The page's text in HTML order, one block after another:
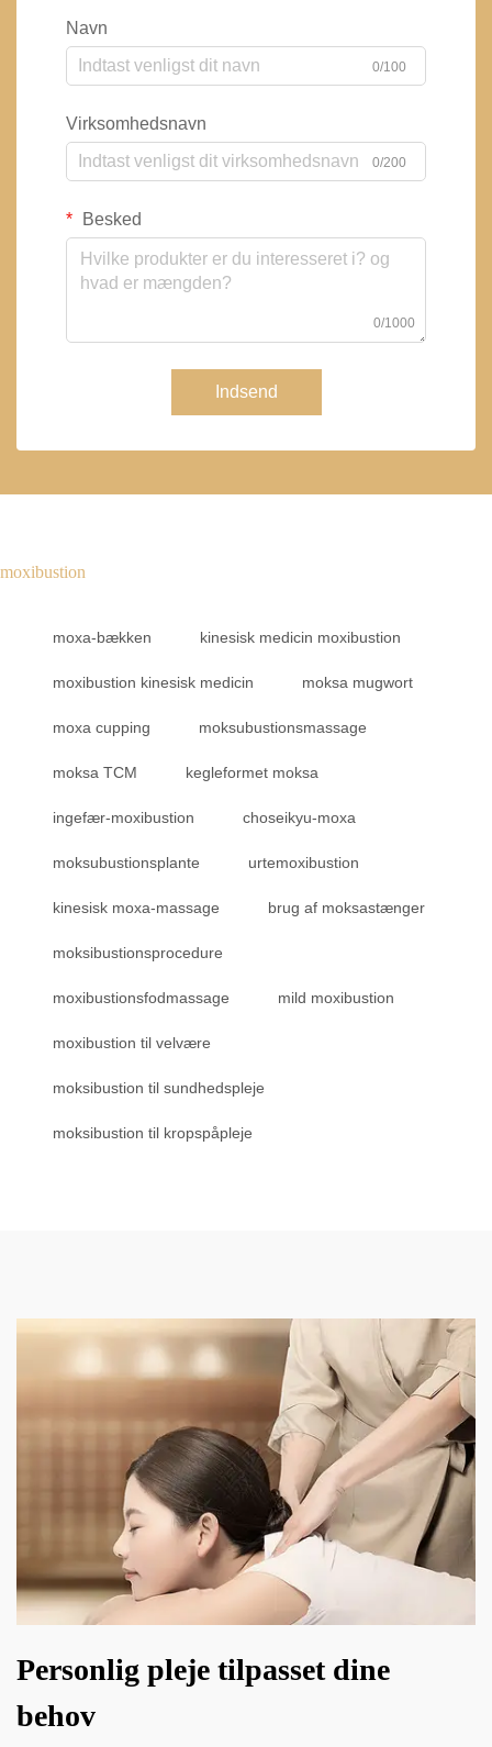
Navn
0/100
Virksomhedsnavn
0/200
Besked
0/1000
Indsend
moxibustion
moxa-bækken kinesisk medicin moxibustion
moxibustion kinesisk medicin moksa mugwort
moxa cupping moksubustionsmassage
moksa TCM kegleformet moksa
ingefær-moxibustion choseikyu-moxa
moksubustionsplante urtemoxibustion
kinesisk moxa-massage brug af moksastænger
moksibustionsprocedure
moxibustionsfodmassage mild moxibustion
moxibustion til velvære
moksibustion til sundhedspleje
moksibustion til kropspåpleje
Personlig pleje tilpasset dine
behov